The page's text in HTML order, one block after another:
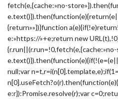
fetch(e,{cache:»no-
{return»»})}function
e:»https://»+e;return new
null;var
e:r}):Promise.resolve(r);var